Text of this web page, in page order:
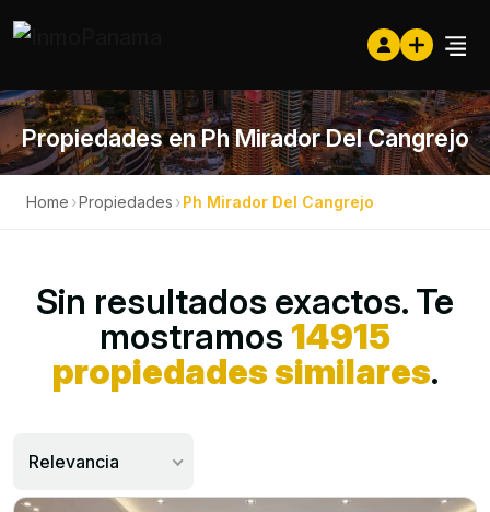
Propiedades en Ph Mirador Del Cangrejo
Home ›Propiedades ›Ph Mirador Del Cangrejo
Sin resultados exactos. Te
mostramos 14915
propiedades similares.
Relevancia